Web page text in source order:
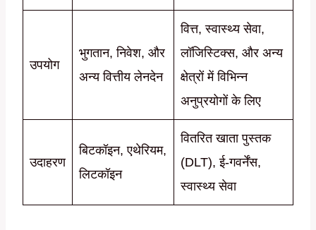
उपयोग
भुगतान, निवेश, और
अन्य वित्तीय लेनदेन
वित्त, स्वास्थ्य सेवा,
लॉजिस्टिक्स, और अन्य
क्षेत्रों में विभिन्न
अनुप्रयोगों के लिए
उदाहरण
बिटकॉइन, एथेरियम,
लिटकॉइन
वितरित खाता पुस्तक
(DLT), ई-गवर्नेंस,
स्वास्थ्य सेवा